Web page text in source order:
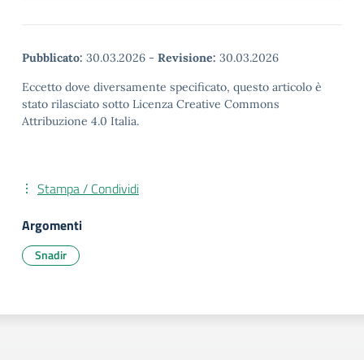
Pubblicato: 30.03.2026 - Revisione: 30.03.2026
Eccetto dove diversamente specificato, questo articolo è
stato rilasciato sotto Licenza Creative Commons
Attribuzione 4.0 Italia.
Stampa / Condividi
Argomenti
Snadir